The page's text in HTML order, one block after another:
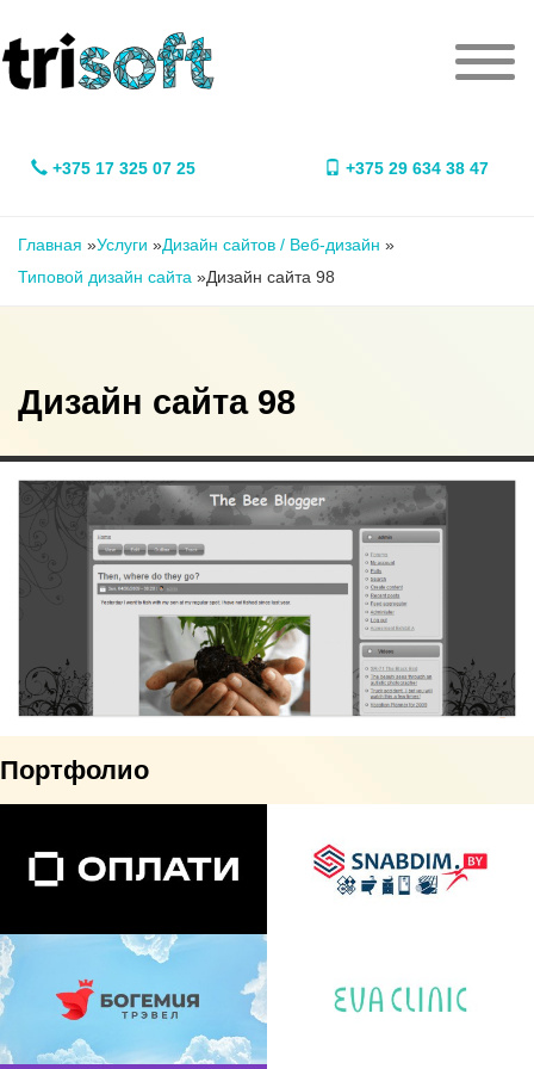
Меню
+375 17 325 07 25 +375 29 634 38 47
Главная »Услуги »Дизайн сайтов / Веб-дизайн »
Типовой дизайн сайта »Дизайн сайта 98
Дизайн сайта 98
Портфолио
Интеграция платежного
сервиса Оплати